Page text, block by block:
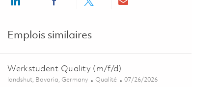
Share via LinkedInShare via Facebook
Share via twitterShare via email
Emplois similaires
Werkstudent Quality (m/f/d)
Emplacement
landshut, Bavaria, Germany Catégorie
Qualité Posted Date
07/26/2026